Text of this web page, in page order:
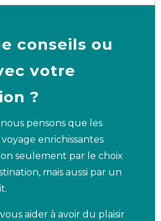
conseils ou
votre
?
pensons que les
enrichissantes
seulement par le choix
mais aussi par un
aider à avoir du plaisir